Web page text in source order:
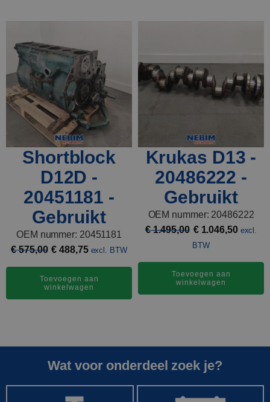
Shortblock
D12D -
20451181 -
Gebruikt
OEM nummer: 20451181
€575,00 Oorspronkelijke
was:
€ 575,00.
€ 488,75Huidige
is:
excl. BTW
Toevoegen aan
winkelwagen
Krukas D13 -
20486222 -
Gebruikt
OEM nummer: 20486222
€1.495,00 Oorspronkelijke
prijs
€ 1.495,00.
€1.046,50 excl.
BTW
Toevoegen aan
winkelwagen
Wat voor onderdeel zoek je?